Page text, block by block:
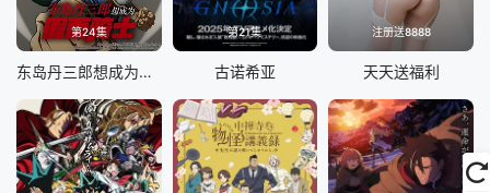
第24集
东岛丹三郎想成为假面骑士
第21集
古诺希亚
注册送8888
天天送福利